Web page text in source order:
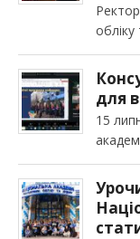
обліку
для
15